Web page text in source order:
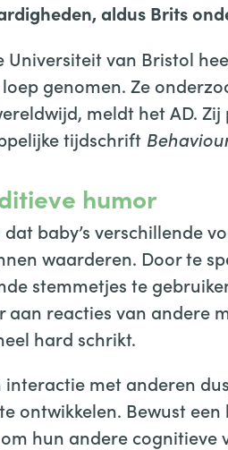
aldus Brits
Universiteit van Bristol
genomen. Ze
meldt het AD.
tijdschrift
humor
baby’s verschillende
waarderen. Door te
stemmetjes te
aan reacties van andere
hard schrikt.
met anderen
ontwikkelen. Bewust
hun andere cognitieve